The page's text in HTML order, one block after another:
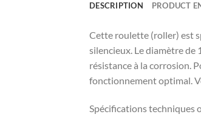
DESCRIPTION PRODUCT
Cette roulette (roller) est
silencieux. Le diamètre de
résistance à la corrosion.
fonctionnement optimal.
Spécifications techniques